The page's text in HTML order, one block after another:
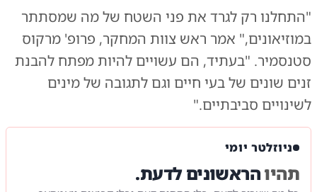
"התחלנו רק לגרד את פני השטח של מה שמסתתר
במוזיאונים," אמר ראש צוות המחקר, פרופ' מרקוס
סטנסמיר. "בעתיד, הם עשויים להיות מפתח להבנת
זנים שונים של בעי חיים וגם לתגובה של מינים
לשינויים סביבתיים."
ניוזלטר יומי
תהיוהראשונים לדעת.